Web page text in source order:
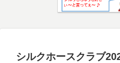
シルクホースクラブ